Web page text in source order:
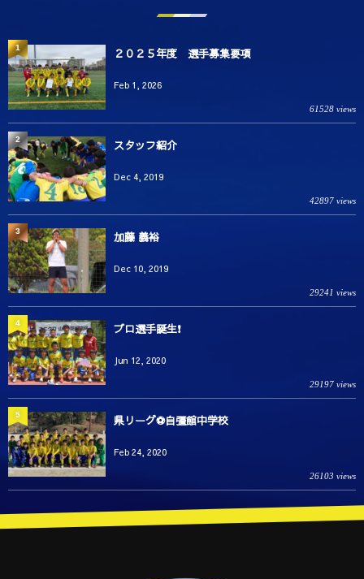
２０２５年度 選手募集要項
Feb 1, 2026
61528 views
1
スタッフ紹介
Dec 4, 2019
42897 views
2
加藤 義裕
Dec 10, 2019
29241 views
3
プロ選手誕生❗️
Jun 12, 2020
29197 views
4
県リーグ⚽️自彊館中学校
Feb 24, 2020
26103 views
5